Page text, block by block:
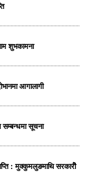
शुभकामना
आगालागी
सूचना
: मुक्कुमलुङमाथि सरकारीे